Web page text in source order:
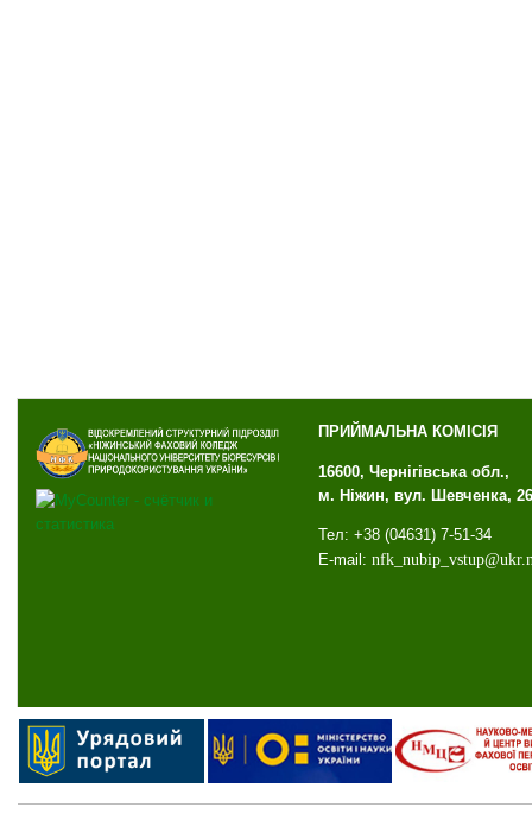
ПРИЙМАЛЬНА КОМІСІЯ
16600, Чернігівська обл.,
м. Ніжин, вул. Шевченка, 26
Тел: +38 (04631) 7-51-34
E-mail: nfk_ nubip_ vstup@ukr.